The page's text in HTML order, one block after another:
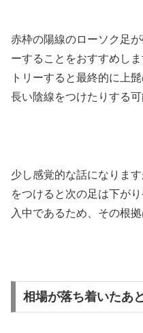
赤枠の陽線のローソク足
ーすることをおすすめし
トリーすると最終的に上
長い陰線をつけたりする可
少し感覚的な話になりま
をつけると次の足は下が
入中であるため、その根
相場が落ち着いたあ